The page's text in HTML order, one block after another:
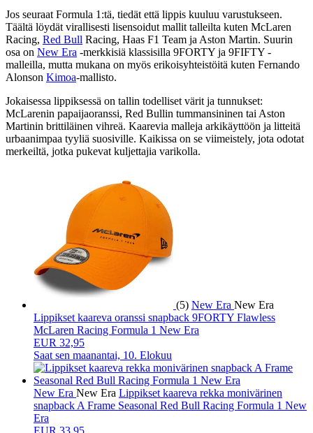
Jos seuraat Formula 1:tä, tiedät että lippis kuuluu varustukseen.
Täältä löydät virallisesti lisensoidut mallit talleilta kuten McLaren
Racing, Red Bull Racing, Haas F1 Team ja Aston Martin. Suurin
osa on New Era -merkkisiä klassisilla 9FORTY ja 9FIFTY -
malleilla, mutta mukana on myös erikoisyhteistöitä kuten Fernando
Alonson Kimoa-mallisto.
Jokaisessa lippiksessä on tallin todelliset värit ja tunnukset:
McLarenin papaijaoranssi, Red Bullin tummansininen tai Aston
Martinin brittiläinen vihreä. Kaarevia malleja arkikäyttöön ja litteitä
urbaanimpaa tyyliä suosiville. Kaikissa on se viimeistely, jota odotat
merkeiltä, jotka pukevat kuljettajia varikolla.
(5) New Era New Era
Lippikset kaareva oranssi snapback 9FORTY Flawless
McLaren Racing Formula 1 New Era
EUR 32,95
Saat sen maanantai, 10. Elokuu
New Era New Era Lippikset kaareva rekka monivärinen
snapback A Frame Seasonal Red Bull Racing Formula 1 New
Era
EUR 33,95